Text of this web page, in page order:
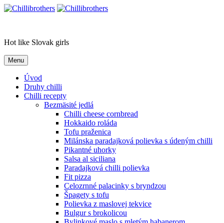
Skip
Hot like Slovak girls
Menu
Úvod
Druhy chilli
Chilli recepty
Bezmäsité jedlá
Chilli cheese cornbread
Hokkaido roláda
Tofu praženica
Milánska paradajková polievka s údeným chilli
Pikantné uhorky
Salsa al siciliana
Paradajková chilli polievka
Fit pizza
Celozrnné palacinky s bryndzou
Špagety s tofu
Polievka z maslovej tekvice
Bulgur s brokolicou